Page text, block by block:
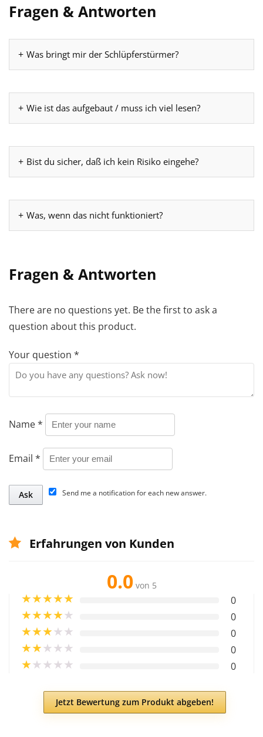
Fragen & Antworten
Was bringt mir der Schlüpferstürmer?
Wie ist das aufgebaut / muss ich viel lesen?
Bist du sicher, daß ich kein Risiko eingehe?
Was, wenn das nicht funktioniert?
Fragen & Antworten
There are no questions yet. Be the first to ask a
question about this product.
Your question *
Name*
Email *
Send me a notification for each new answer.
Erfahrungen von Kunden
0.0 von 5
★★★★★ 0
★★★★★ 0
★★★★★ 0
★★★★★ 0
★★★★★ 0
Jetzt Bewertung zum Produkt abgeben!